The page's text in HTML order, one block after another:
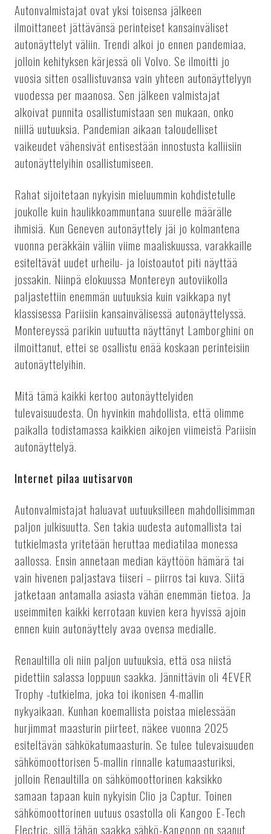
Autonvalmistajat ovat yksi toisensa jälkeen
ilmoittaneet jättävänsä perinteiset kansainväliset
autonäyttelyt väliin. Trendi alkoi jo ennen pandemiaa,
jolloin kehityksen kärjessä oli Volvo. Se ilmoitti jo
vuosia sitten osallistuvansa vain yhteen autonäyttelyyn
vuodessa per maanosa. Sen jälkeen valmistajat
alkoivat punnita osallistumistaan sen mukaan, onko
niillä uutuuksia. Pandemian aikaan taloudelliset
vaikeudet vähensivät entisestään innostusta kalliisiin
autonäyttelyihin osallistumiseen.
Rahat sijoitetaan nykyisin mieluummin kohdistetulle
joukolle kuin haulikkoammuntana suurelle määrälle
ihmisiä. Kun Geneven autonäyttely jäi jo kolmantena
vuonna peräkkäin väliin viime maaliskuussa, varakkaille
esiteltävät uudet urheilu- ja loistoautot piti näyttää
jossakin. Niinpä elokuussa Montereyn autoviikolla
paljastettiin enemmän uutuuksia kuin vaikkapa nyt
klassisessa Pariisiin kansainvälisessä autonäyttelyssä.
Montereyssä parikin uutuutta näyttänyt Lamborghini on
ilmoittanut, ettei se osallistu enää koskaan perinteisiin
autonäyttelyihin.
Mitä tämä kaikki kertoo autonäyttelyiden
tulevaisuudesta. On hyvinkin mahdollista, että olimme
paikalla todistamassa kaikkien aikojen viimeistä Pariisin
autonäyttelyä.
Internet pilaa uutisarvon
Autonvalmistajat haluavat uutuuksilleen mahdollisimman
paljon julkisuutta. Sen takia uudesta automallista tai
tutkielmasta yritetään heruttaa mediatilaa monessa
aallossa. Ensin annetaan median käyttöön hämärä tai
vain hivenen paljastava tiiseri – piirros tai kuva. Siitä
jatketaan antamalla asiasta vähän enemmän tietoa. Ja
useimmiten kaikki kerrotaan kuvien kera hyvissä ajoin
ennen kuin autonäyttely avaa ovensa medialle.
Renaultilla oli niin paljon uutuuksia, että osa niistä
pidettiin salassa loppuun saakka. Jännittävin oli 4EVER
Trophy -tutkielma, joka toi ikonisen 4-mallin
nykyaikaan. Kunhan koemallista poistaa mielessään
hurjimmat maasturin piirteet, näkee vuonna 2025
esiteltävän sähkökatumaasturin. Se tulee tulevaisuuden
sähkömoottorisen 5-mallin rinnalle katumaasturiksi,
jolloin Renaultilla on sähkömoottorinen kaksikko
samaan tapaan kuin nykyisin Clio ja Captur. Toinen
sähkömoottorinen uutuus osastolla oli Kangoo E-Tech
Electric, sillä tähän saakka sähkö-Kangoon on saanut